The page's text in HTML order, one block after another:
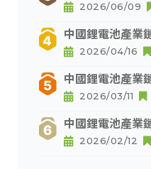
2026/06/09
中國鋰電池產業
2026/04/16
中國鋰電池產業
2026/03/11
中國鋰電池產業
2026/02/12